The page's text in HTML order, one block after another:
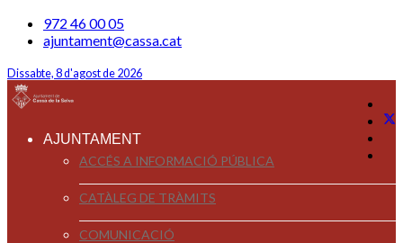
972 46 00 05
ajuntament@cassa.cat
Dissabte, 8 d'agost de 2026
AJUNTAMENT
ACCÉS A INFORMACIÓ PÚBLICA
CATÀLEG DE TRÀMITS
COMUNICACIÓ